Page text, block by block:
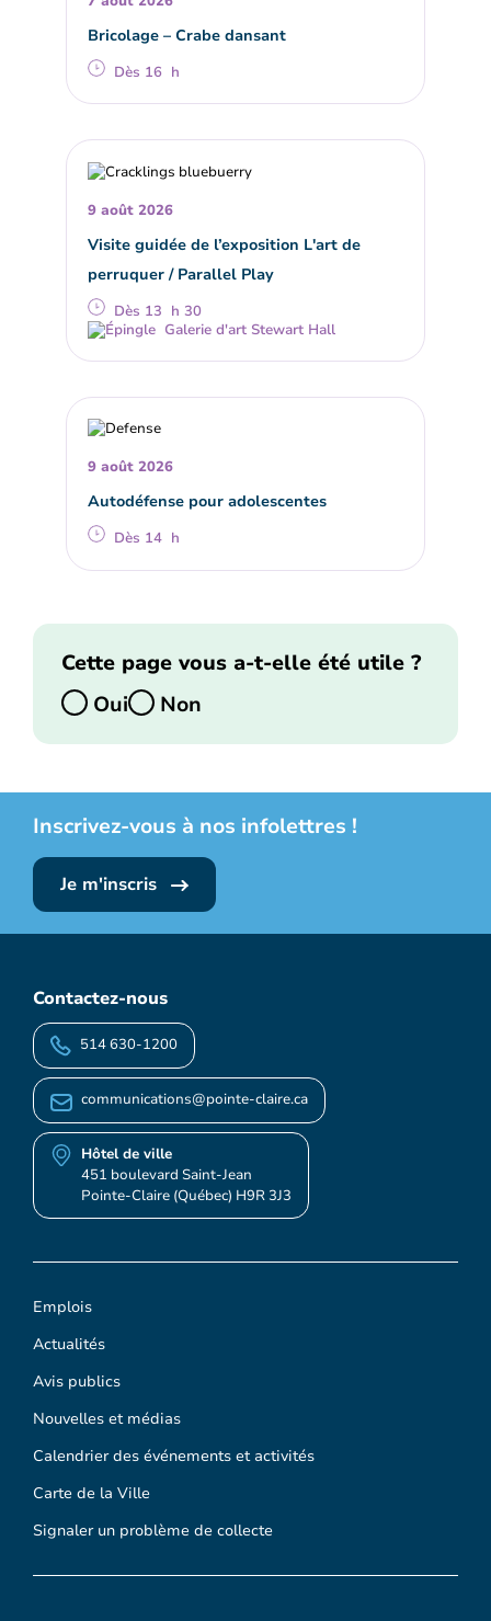
Bricolage – Crabe dansant
Dès 16 h
9 août 2026
Visite guidée de l’exposition L'art de
perruquer / Parallel Play
Dès 13 h 30
Galerie d'art Stewart Hall
9 août 2026
Autodéfense pour adolescentes
Dès 14 h
Cette page vous a-t-elle été utile ?
Oui
Non
Inscrivez-vous à nos infolettres !
Je m'inscris
Emplois
Actualités
Avis publics
Nouvelles et médias
Calendrier des événements et activités
Carte de la Ville
Signaler un problème de collecte
Contactez-nous
514 630-1200
communications@pointe-claire.ca
Hôtel de ville
451 boulevard Saint-Jean
Pointe-Claire (Québec) H9R 3J3